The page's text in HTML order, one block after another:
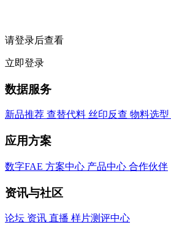
请登录后查看
立即登录
数据服务
新品推荐 查替代料 丝印反查 物料选型
应用方案
数字FAE 方案中心 产品中心 合作伙伴
资讯与社区
论坛 资讯 直播 样片测评中心